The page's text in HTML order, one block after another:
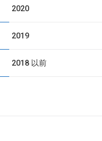
2020
2019
2018 以前